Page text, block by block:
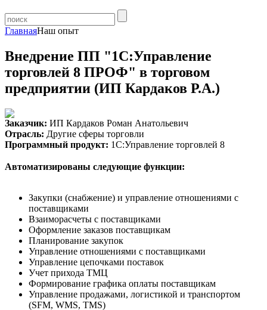
ГлавнаяНаш опыт
Внедрение ПП "1С:Управление
торговлей 8 ПРОФ" в торговом
предприятии (ИП Кардаков Р.А.)
Заказчик: ИП Кардаков Роман Анатольевич
Отрасль: Другие сферы торговли
Программный продукт: 1С:Управление торговлей 8
Автоматизированы следующие функции:
Закупки (снабжение) и управление отношениями с
поставщиками
Взаиморасчеты с поставщиками
Оформление заказов поставщикам
Планирование закупок
Управление отношениями с поставщиками
Управление цепочками поставок
Учет прихода ТМЦ
Формирование графика оплаты поставщикам
Управление продажами, логистикой и транспортом
(SFM, WMS, TMS)